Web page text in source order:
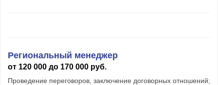
Региональный менеджер
от 120 000 до 170 000 руб.
Проведение переговоров, заключение договорных отношений;